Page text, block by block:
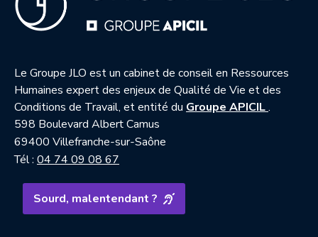
Le Groupe JLO est un cabinet de conseil en Ressources
Humaines expert des enjeux de Qualité de Vie et des
Conditions de Travail, et entité du Groupe APICIL—
.
598 Boulevard Albert Camus
69400 Villefranche-sur-Saône
Tél : 04 74 09 08 67
Sourd, malentendant ?